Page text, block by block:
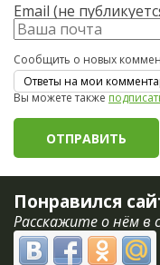
Email (не
Сообщить о новых
Вы можете также
Понравился
Расскажите о нём в